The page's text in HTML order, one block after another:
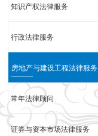
知识产权法律服务
行政法律服务
房地产与建设工程法律服务
常年法律顾问
证券与资本市场法律服务